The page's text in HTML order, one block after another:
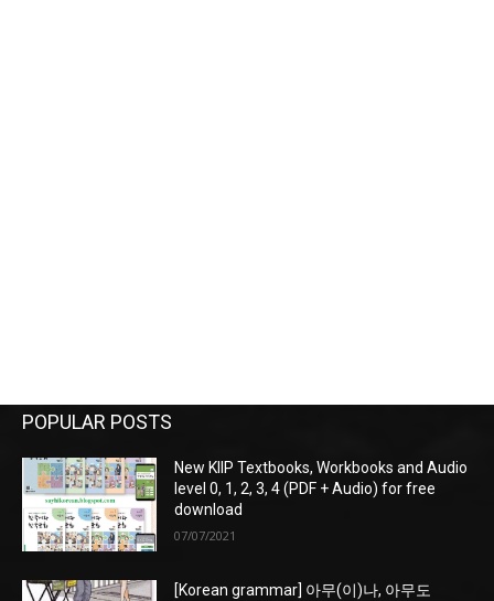
POPULAR POSTS
New KIIP Textbooks, Workbooks and Audio
level 0, 1, 2, 3, 4 (PDF + Audio) for free
download
07/07/2021
[Korean grammar] 아무(이)나, 아무도